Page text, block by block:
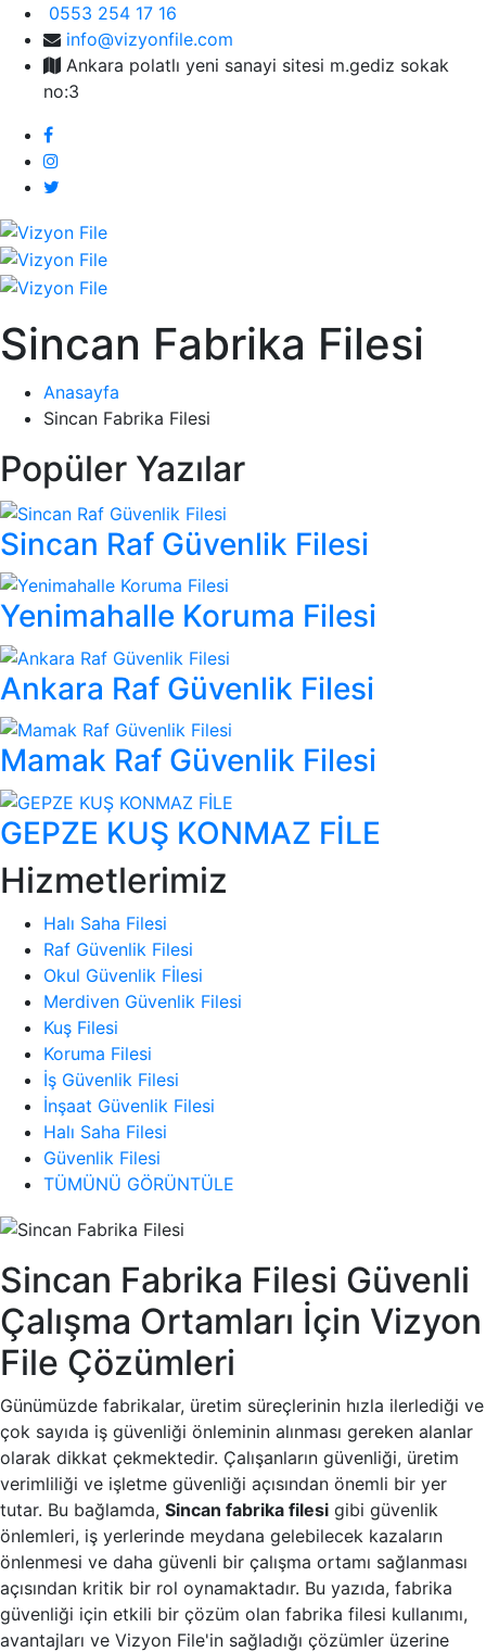
0553 254 17 16
info@vizyonfile.com
Ankara polatlı yeni sanayi sitesi m.gediz sokak
no:3
Sincan Fabrika Filesi
Anasayfa
Sincan Fabrika Filesi
Sincan Fabrika Filesi Güvenli
Çalışma Ortamları İçin Vizyon
File Çözümleri
Günümüzde fabrikalar, üretim süreçlerinin hızla ilerlediği ve
çok sayıda iş güvenliği önleminin alınması gereken alanlar
olarak dikkat çekmektedir. Çalışanların güvenliği, üretim
verimliliği ve işletme güvenliği açısından önemli bir yer
tutar. Bu bağlamda, Sincan fabrika filesi gibi güvenlik
önlemleri, iş yerlerinde meydana gelebilecek kazaların
önlenmesi ve daha güvenli bir çalışma ortamı sağlanması
açısından kritik bir rol oynamaktadır. Bu yazıda, fabrika
güvenliği için etkili bir çözüm olan fabrika filesi kullanımı,
avantajları ve Vizyon File'in sağladığı çözümler üzerine
Popüler Yazılar
Sincan Raf Güvenlik Filesi
Yenimahalle Koruma Filesi
Ankara Raf Güvenlik Filesi
Mamak Raf Güvenlik Filesi
GEPZE KUŞ KONMAZ FİLE
Hizmetlerimiz
Halı Saha Filesi
Raf Güvenlik Filesi
Okul Güvenlik Fİlesi
Merdiven Güvenlik Filesi
Kuş Filesi
Koruma Filesi
İş Güvenlik Filesi
İnşaat Güvenlik Filesi
Halı Saha Filesi
Güvenlik Filesi
TÜMÜNÜ GÖRÜNTÜLE